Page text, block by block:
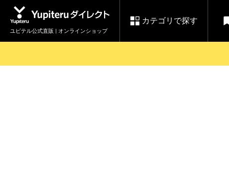
ユピテル公式直販 | オンラインショップ
カテゴリで探す